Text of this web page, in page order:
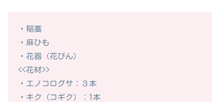
・稲藁
・麻ひも
・花器（花びん）
<<花材>>
・エノコログサ：３本
・キク（コギク）：1本